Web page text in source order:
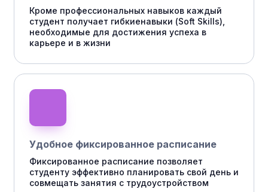
Кроме профессиональных навыков каждый
студент получает гибкиенавыки (Soft Skills),
необходимые для достижения успеха в
карьере и в жизни
Удобное фиксированное расписание
Фиксированное расписание позволяет
студенту эффективно планировать свой день и
совмещать занятия с трудоустройством